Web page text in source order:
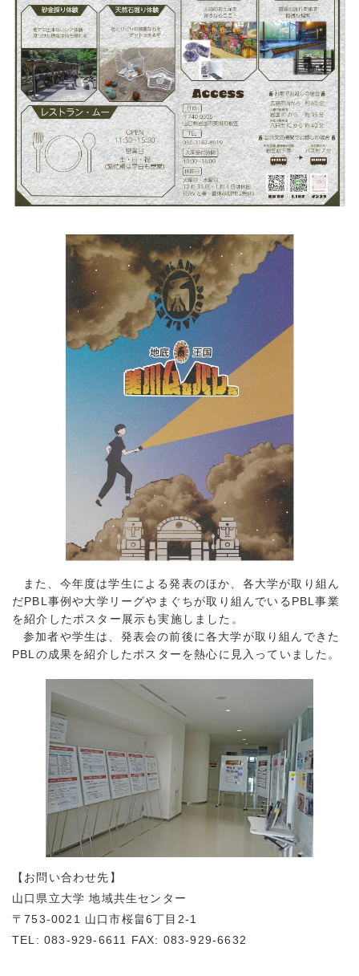
また、今年度は学生による発表のほか、各大学が取り組ん
だPBL事例や大学リーグやまぐちが取り組んでいるPBL事業
を紹介したポスター展示も実施しました。
参加者や学生は、発表会の前後に各大学が取り組んできた
PBLの成果を紹介したポスターを熱心に見入っていました。
【お問い合わせ先】
山口県立大学 地域共生センター
〒753-0021 山口市桜畠6丁目2-1
TEL: 083-929-6611 FAX: 083-929-6632